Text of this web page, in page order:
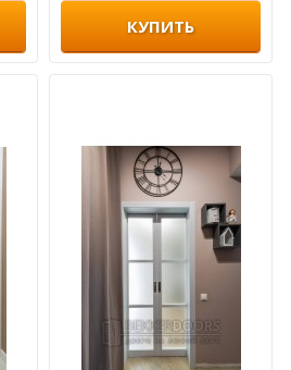
КУПИТЬ